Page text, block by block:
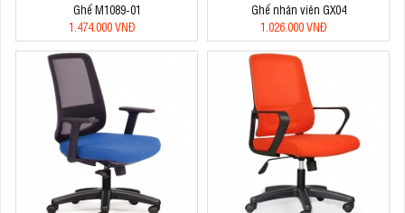
Ghế M1089-01
1.474.000 VNĐ
Ghế nhân viên GX04
1.026.000 VNĐ